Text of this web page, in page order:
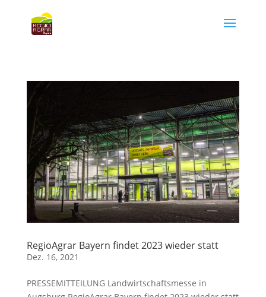
RegioAgrar Bayern findet 2023 wieder statt
Dez. 16, 2021
PRESSEMITTEILUNG Landwirtschaftsmesse in